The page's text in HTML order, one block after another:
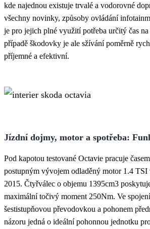
kde najednou existuje trvalé a vodorovné
všechny novinky, způsoby ovládání
je pro jejich plné využití potřeba určitý čas
případě škodovky je ale sžívání poměrně
příjemné a efektivní.
Jízdní dojmy, motor a spotřeba:
Pod kapotou testované Octavie pracuje
postupným vývojem odladěný motor 1.4
2015. Čtyřválec o objemu 1395cm3
maximální točivý moment 250Nm. Ve
šestistupňovou převodovkou a pohonem
názoru jedná o ideální pohonnou jednotku